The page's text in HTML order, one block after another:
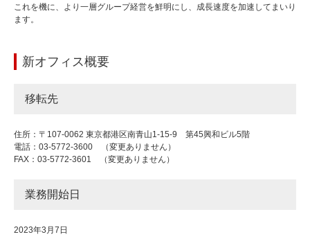
これを機に、より一層グループ経営を鮮明にし、成長速度を加速してまいり
ます。
新オフィス概要
移転先
住所：〒107-0062 東京都港区南青山1-15-9 第45興和ビル5階
電話：03-5772-3600 （変更ありません）
FAX：03-5772-3601 （変更ありません）
業務開始日
2023年3月7日